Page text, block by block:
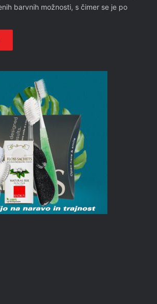
barvnih možnosti, s čimer se je po